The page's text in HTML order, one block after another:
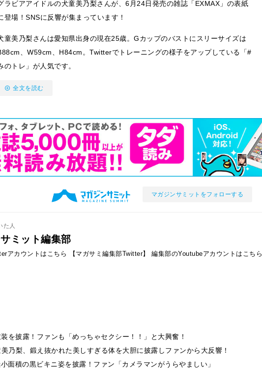
ラビアアイドルの犬童美乃梨さんが、6月24日発売の雑誌「EXMAX」の表紙
登場！SNSに反響が集まっています！
童美乃梨さんは愛知県出身の現在25歳。Gカップのバストにスリーサイズは
、W59cm、H84cm。Twitterでトレーニングの様子をアップしている「#
のトレ」が人気です。
全文を読む
マガジンサミットをフォローする
た人
ミット編集部
アカウントはこちら 【マガサミ編集部Twitter】 編集部のYoutubeアカウントはこちら
を披露！ファンも「めっちゃセクシー！！」と大興奮！
乃梨、鍛え抜かれた美しすぎる体を大胆に披露しファンから大反響！
面積の黒ビキニ姿を披露！ファン「カメラマンがうらやましい」